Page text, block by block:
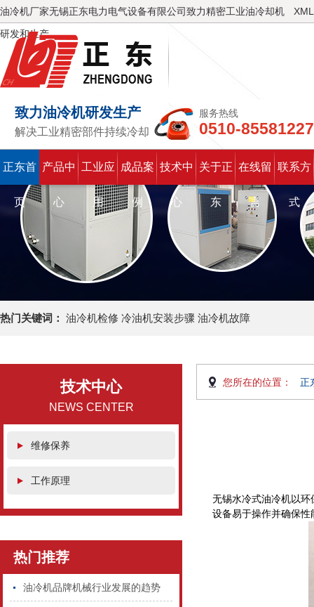
XML
油冷机厂家无锡正东电力电气设备有限公司致力精密工业油冷却机
研发和生产
致力油冷机研发生产
解决工业精密部件持续冷却
服务热线
0510-85581227
正东首
页
产品中
心
工业应
用
成品案
例
技术中
心
关于正
东
在线留
言
联系方
式
热门关键词： 油冷机检修 冷油机安装步骤 油冷机故障
技术中心
NEWS CENTER
维修保养
工作原理
热门推荐
油冷机品牌机械行业发展的趋势
您所在的位置： 正
无锡水冷式油冷机以
设备易于操作并确保性